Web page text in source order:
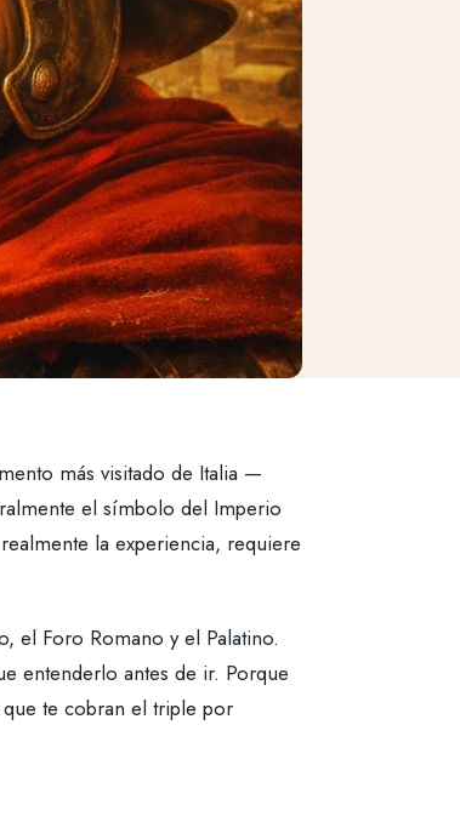
más visitado de Italia —
el símbolo del Imperio
la experiencia, requiere
el Foro Romano y el Palatino.
entenderlo antes de ir. Porque
que te cobran el triple por